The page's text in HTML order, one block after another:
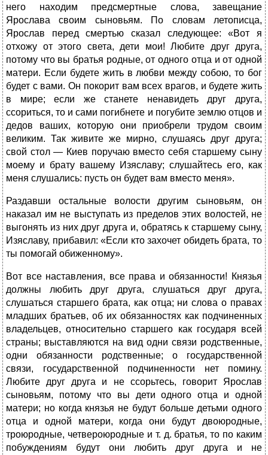
него находим предсмертные слова, завещание
Ярослава своим сыновьям. По словам летописца,
Ярослав перед смертью сказал следующее: «Вот я
отхожу от этого света, дети мои! Любите друг друга,
потому что вы братья родные, от одного отца и от одной
матери. Если будете жить в любви между собою, то бог
будет с вами. Он покорит вам всех врагов, и будете жить
в мире; если же станете ненавидеть друг друга,
ссориться, то и сами погибнете и погубите землю отцов и
дедов ваших, которую они приобрели трудом своим
великим. Так живите же мирно, слушаясь друг друга;
свой стол — Киев поручаю вместо себя старшему сыну
моему и брату вашему Изяславу; слушайтесь его, как
меня слушались: пусть он будет вам вместо меня».
Раздавши остальные волости другим сыновьям, он
наказал им не выступать из пределов этих волостей, не
выгонять из них друг друга и, обратясь к старшему сыну,
Изяславу, прибавил: «Если кто захочет обидеть брата, то
ты помогай обиженному».
Вот все наставления, все права и обязанности! Князья
должны любить друг друга, слушаться друг друга,
слушаться старшего брата, как отца; ни слова о правах
младших братьев, об их обязанностях как подчиненных
владельцев, относительно старшего как государя всей
страны; выставляются на вид одни связи родственные,
одни обязанности родственные; о государственной
связи, государственной подчиненности нет помину.
Любите друг друга и не ссорьтесь, говорит Ярослав
сыновьям, потому что вы дети одного отца и одной
матери; но когда князья не будут больше детьми одного
отца и одной матери, когда они будут двоюродные,
троюродные, четвероюродные и т. д. братья, то по каким
побуждениям будут они любить друг друга и не